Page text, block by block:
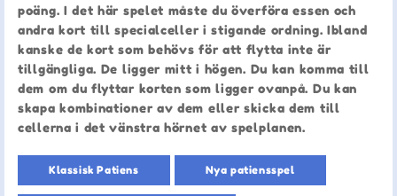
poäng. I det här spelet måste du överföra essen och
andra kort till specialceller i stigande ordning. Ibland
kanske de kort som behövs för att flytta inte är
tillgängliga. De ligger mitt i högen. Du kan komma till
dem om du flyttar korten som ligger ovanpå. Du kan
skapa kombinationer av dem eller skicka dem till
cellerna i det vänstra hörnet av spelplanen.
Klassisk Patiens Nya patiensspel